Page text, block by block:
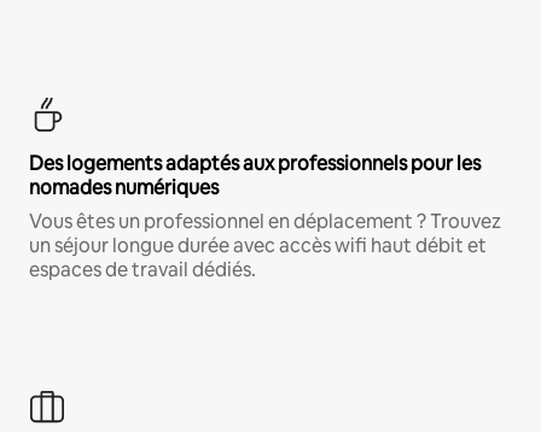
Des logements adaptés aux professionnels pour les
nomades numériques
Vous êtes un professionnel en déplacement ? Trouvez
un séjour longue durée avec accès wifi haut débit et
espaces de travail dédiés.